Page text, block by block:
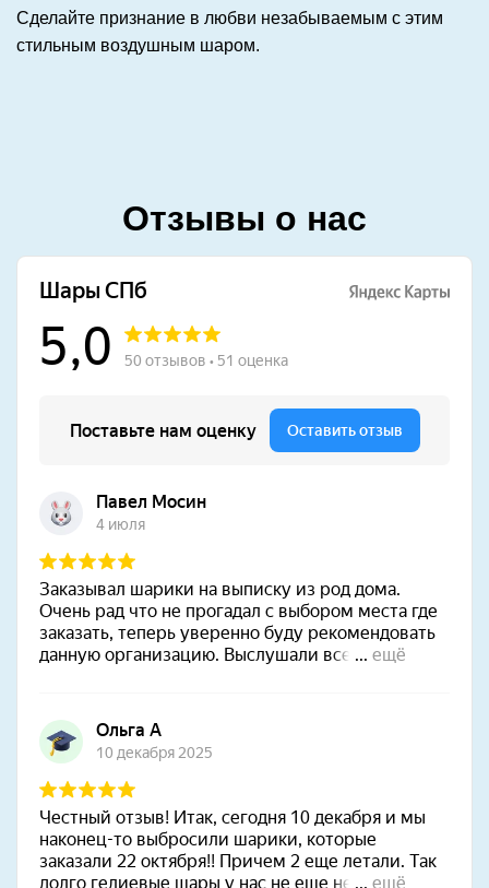
Сделайте признание в любви незабываемым с этим
стильным воздушным шаром.
Отзывы о нас